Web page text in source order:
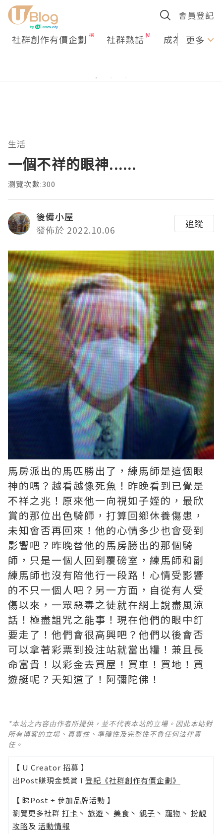
會員登記
社群創作有價企劃 社群熱話 成為U更多
生活
一個不祥的眼神......
瀏覽次數:300
後備小屋
發佈於 2022.10.06
追蹤
馬房派出的馬匹勝出了，練馬師是這個眼
神的嗎？越看越像死魚！昨晚看到已覺是
不祥之兆！原來他一向視如子姪的，最欣
賞的那位出色騎師，打算回鄉休養傷患，
未知會否再回來！他的心情多少也會受到
影響吧？昨晚替他的馬房勝出的那個騎
師，只是一個人回到覆磅室，練馬師和副
練馬師也沒有陪他行一段路！心情受影響
的不只一個人吧？另一方面，自從有人受
傷以來，一眾惡毒之徒就在網上說盡風涼
話！極盡詛咒之能事！現在他們的眼中釘
要走了！他們會很高興吧？他們以後會否
可以拿著彩票到投注站就當出糧！兼且長
命富貴！以彩金去買屋！買車！買地！買
遊艇呢？天知道了！阿彌陀佛！
*本站之內容由作者所提供，並不代表本站的立場。因此本站對
所有博客的立場、真實性、準確性及完整性不負任何法律責
任。
【 U Creator 招募 】
出Post賺現金獎賞 l 登記《社群創作有價企劃》
【 睇Post + 參加品牌活動 】
瀏覽更多社群 打卡 丶 旅遊 丶 美食 丶 親子 丶 寵物 丶 扮靚
攻略及 活動情報